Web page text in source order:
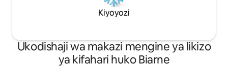
Kiyoyozi
Ukodishaji wa makazi mengine ya likizo
ya kifahari huko Biarne